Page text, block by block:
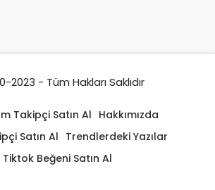
2023 - Tüm Hakları Saklıdır
Takipçi Satın Al Hakkımızda
Satın Al
Trendlerdeki Yazılar
Tiktok Beğeni Satın Al